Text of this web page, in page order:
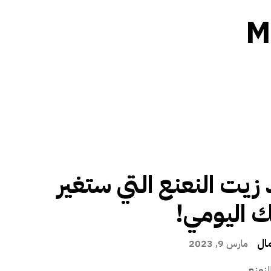
زيت النعنع التي ستغير
اليومي!
مارس 9, 2023